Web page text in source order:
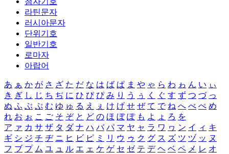
라틴문자
러시아문자
단위기호
일반기호
로마자
아랍어
あ ぁ か が さ ざ た だ な は ば ぱ ま や ゃ ら わ ゎ ん い ぃ
き ぎ し じ ち ぢ に ひ び ぴ み り う ぅ く ぐ す ず つ づ っ
ぬ ふ ぶ ぷ む ゆ ゅ る え ぇ け げ せ ぜ て で ね へ べ ぺ め
れ お ぉ こ ご そ ぞ と ど の ほ ぼ ぽ も よ ょ ろ を
ア ァ カ サ ザ タ ダ ナ ハ バ パ マ ヤ ャ ラ ワ ヮ ン イ ィ キ
ギ シ ジ チ ヂ ニ ヒ ビ ピ ミ リ ウ ゥ ク グ ス ズ ツ ヅ ッ ヌ
フ ブ プ ム ユ ュ ル エ ェ ケ ゲ セ ゼ テ デ ヘ ベ ペ メ レ オ